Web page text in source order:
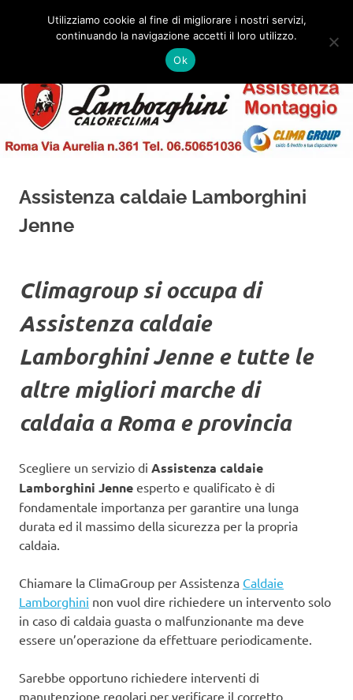
Caldaie
Lamborghini
Installazione
MENU
Assistenza caldaie Lamborghini
Jenne
Climagroup si occupa di
Assistenza caldaie
Lamborghini Jenne e tutte le
altre migliori marche di
caldaia a Roma e provincia
Scegliere un servizio di Assistenza caldaie
Lamborghini Jenne esperto e qualificato è di
fondamentale importanza per garantire una lunga
durata ed il massimo della sicurezza per la propria
caldaia.
Chiamare la ClimaGroup per Assistenza Caldaie
Lamborghini non vuol dire richiedere un intervento solo
in caso di caldaia guasta o malfunzionante ma deve
essere un’operazione da effettuare periodicamente.
Sarebbe opportuno richiedere interventi di
manutenzione regolari per verificare il corretto
Utilizziamo cookie al fine di migliorare i nostri servizi,
continuando la navigazione accetti il loro utilizzo.
Ok